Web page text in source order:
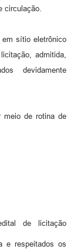
circulação.
sítio eletrônico
admitida,
devidamente
meio de rotina de
de licitação
e respeitados os